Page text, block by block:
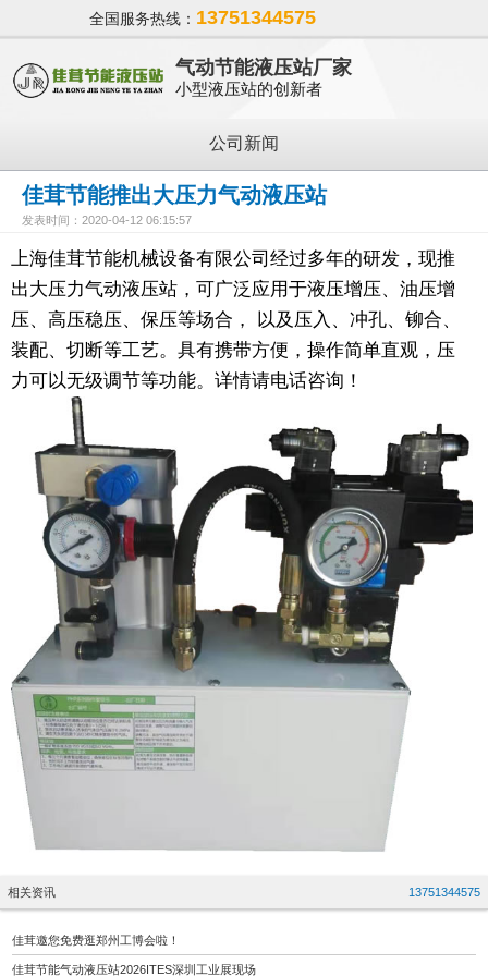
全国服务热线： 13751344575
气动节能液压站厂家
小型液压站的创新者
公司新闻
佳茸节能推出大压力气动液压站
发表时间：2020-04-12 06:15:57
上海佳茸节能机械设备有限公司经过多年的研发，现推
出大压力气动液压站，可广泛应用于液压增压、油压增
压、高压稳压、保压等场合， 以及压入、冲孔、铆合、
装配、切断等工艺。具有携带方便，操作简单直观，压
力可以无级调节等功能。详情请电话咨询！
相关资讯 13751344575
佳茸邀您免费逛郑州工博会啦！
佳茸节能气动液压站2026ITES深圳工业展现场